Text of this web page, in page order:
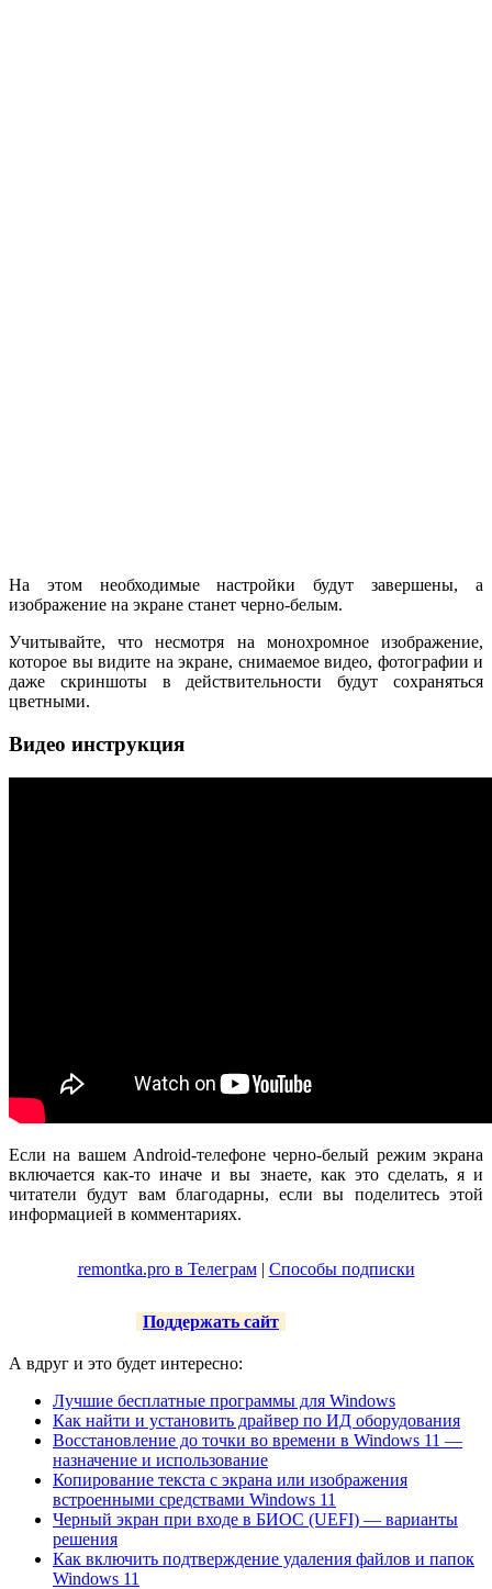
На этом необходимые настройки будут завершены, а
изображение на экране станет черно-белым.
Учитывайте, что несмотря на монохромное изображение,
которое вы видите на экране, снимаемое видео, фотографии и
даже скриншоты в действительности будут сохраняться
цветными.
Видео инструкция
Если на вашем Android-телефоне черно-белый режим экрана
включается как-то иначе и вы знаете, как это сделать, я и
читатели будут вам благодарны, если вы поделитесь этой
информацией в комментариях.
remontka.pro в Телеграм| Способы подписки
Поддержать сайт
А вдруг и это будет интересно:
Лучшие бесплатные программы для Windows
Как найти и установить драйвер по ИД оборудования
Восстановление до точки во времени в Windows 11 —
назначение и использование
Копирование текста с экрана или изображения
встроенными средствами Windows 11
Черный экран при входе в БИОС (UEFI) — варианты
решения
Как включить подтверждение удаления файлов и папок
Windows 11